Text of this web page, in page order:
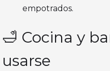
empotrados.
🛁 Cocina y
usarse